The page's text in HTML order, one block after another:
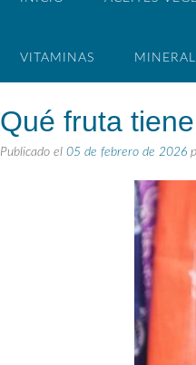
VITAMINAS
Qué fruta
Publicado el 05 de febrero de 2026